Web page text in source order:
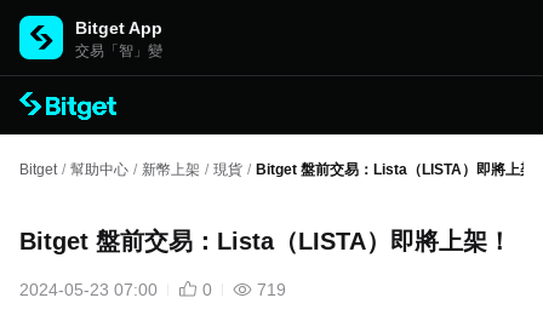
Bitget App
交易「智」變
Bitget / 幫助中心 / 新幣上架 / 現貨 / Bitget 盤前交易：Lista（LISTA）即將上架
Bitget 盤前交易：Lista（LISTA）即將上架！
2024-05-23 07:00 0 719